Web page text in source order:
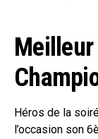
Héros de la
l’occasion son